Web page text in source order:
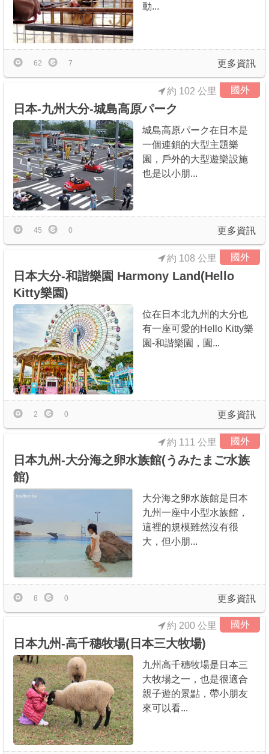
動...
更多資訊
62 7
國外
約 102 公里
日本-九州大分-城島高原パーク
城島高原パーク在日本是
一個連鎖的大型主題樂
園，戶外的大型遊樂設施
也是以小朋...
更多資訊
45 0
國外
約 108 公里
日本大分-和諧樂園 Harmony Land(Hello
Kitty樂園)
位在日本北九州的大分也
有一座可愛的Hello Kitty樂
園-和諧樂園，園...
更多資訊
2 0
國外
約 111 公里
日本九州-大分海之卵水族館(うみたまご水族
館)
大分海之卵水族館是日本
九州一座中小型水族館，
這裡的規模雖然沒有很
大，但小朋...
更多資訊
8 0
國外
約 200 公里
日本九州-高千穗牧場(日本三大牧場)
九州高千穗牧場是日本三
大牧場之一，也是很適合
親子遊的景點，帶小朋友
來可以看...